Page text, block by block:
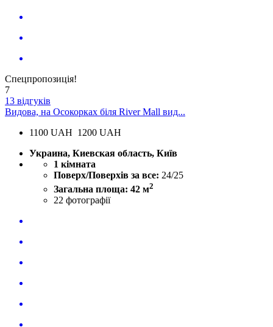
Спецпропозиція!
7
13 відгуків
Видова, на Осокорках біля River Mall вид...
1100 UAH 1200 UAH
Украина, Киевская область, Київ
1 кімната
Поверх/Поверхів за все: 24/25
Загальна площа: 42 м2
22 фотографії